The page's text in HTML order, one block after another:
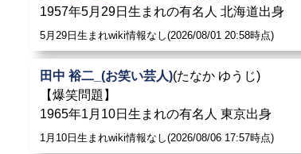
1957年5月29日生まれの有名人 北海道出身
5月29日生まれwiki情報なし(2026/08/01 20:58時点)
田中 裕二_(お笑い芸人)(たなか ゆうじ)
【爆笑問題】
1965年1月10日生まれの有名人 東京出身
1月10日生まれwiki情報なし(2026/08/06 17:57時点)